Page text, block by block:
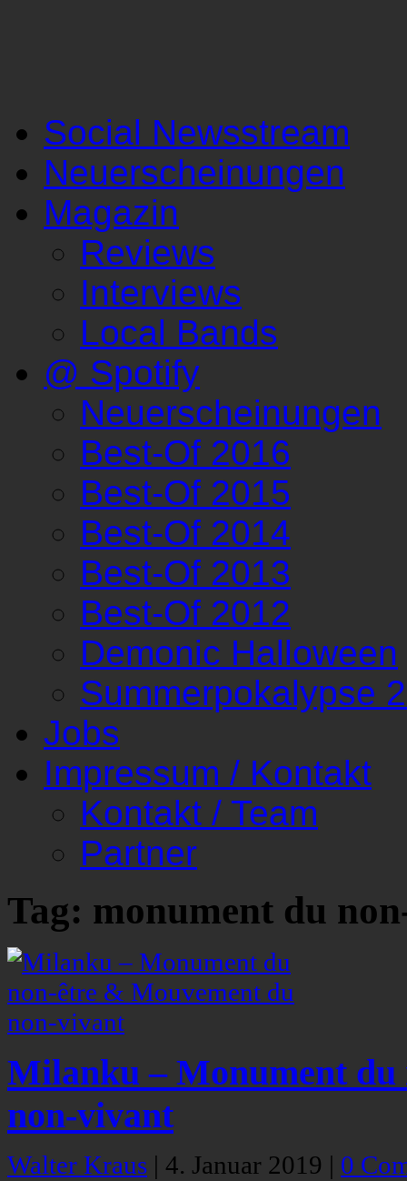
Social Newsstream
Neuerscheinungen
Magazin
Reviews
Interviews
Local Bands
@ Spotify
Neuerscheinungen
Best-Of 2016
Best-Of 2015
Best-Of 2014
Best-Of 2013
Best-Of 2012
Demonic Halloween
Summerpokalypse
Jobs
Impressum / Kontakt
Kontakt / Team
Partner
Tag: monument du
Milanku – Monument
non-vivant
Walter Kraus | 4. Januar 2019 | 0